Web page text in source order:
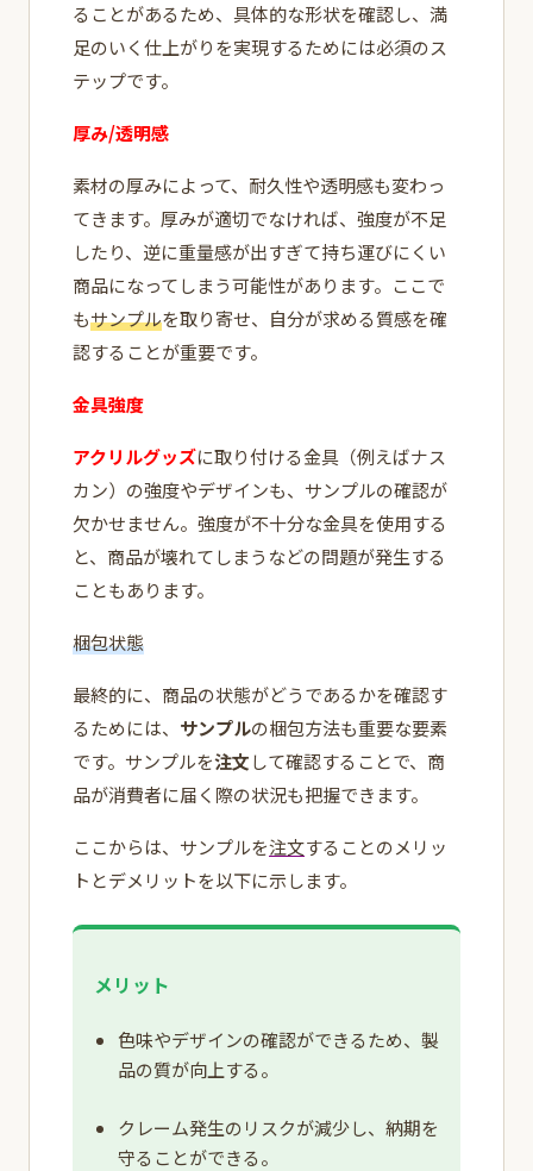
ることがあるため、具体的な形状を確認し、満
足のいく仕上がりを実現するためには必須のス
テップです。
厚み/透明感
素材の厚みによって、耐久性や透明感も変わっ
てきます。厚みが適切でなければ、強度が不足
したり、逆に重量感が出すぎて持ち運びにくい
商品になってしまう可能性があります。ここで
もサンプルを取り寄せ、自分が求める質感を確
認することが重要です。
金具強度
アクリルグッズに取り付ける金具（例えばナス
カン）の強度やデザインも、サンプルの確認が
欠かせません。強度が不十分な金具を使用する
と、商品が壊れてしまうなどの問題が発生する
こともあります。
梱包状態
最終的に、商品の状態がどうであるかを確認す
るためには、 サンプルの梱包方法も重要な要素
です。サンプルを注文して確認することで、商
品が消費者に届く際の状況も把握できます。
ここからは、サンプルを注文することのメリッ
トとデメリットを以下に示します。
メリット
色味やデザインの確認ができるため、製
品の質が向上する。
クレーム発生のリスクが減少し、納期を
守ることができる。